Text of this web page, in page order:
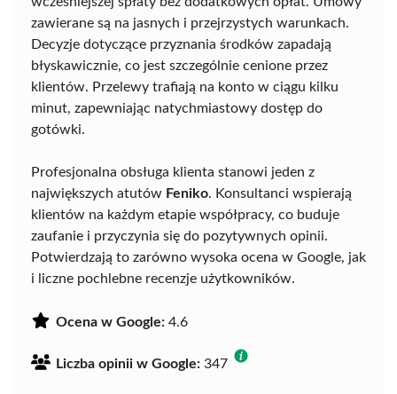
zawierane są na jasnych i przejrzystych warunkach.
Decyzje dotyczące przyznania środków zapadają
błyskawicznie, co jest szczególnie cenione przez
klientów. Przelewy trafiają na konto w ciągu kilku
minut, zapewniając natychmiastowy dostęp do
gotówki.
Profesjonalna obsługa klienta stanowi jeden z
największych atutów Feniko. Konsultanci wspierają
klientów na każdym etapie współpracy, co buduje
zaufanie i przyczynia się do pozytywnych opinii.
Potwierdzają to zarówno wysoka ocena w Google, jak
i liczne pochlebne recenzje użytkowników.
Ocena w Google: 4.6
Liczba opinii w Google: 347